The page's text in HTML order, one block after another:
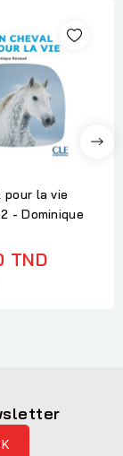
pour la vie
- Dominique
TND